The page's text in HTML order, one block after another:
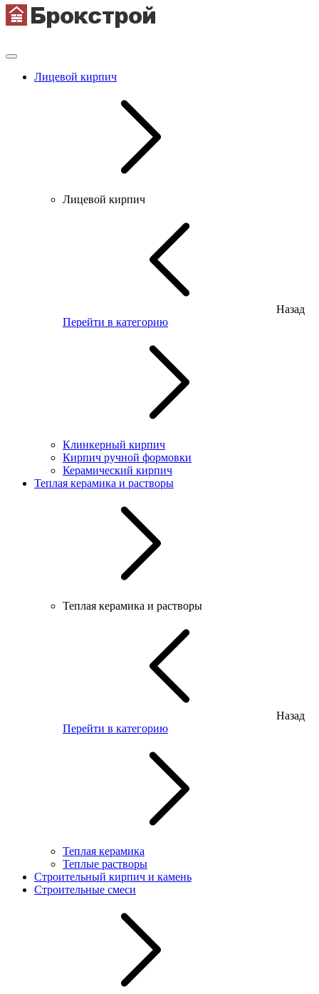
Лицевой кирпич
Лицевой кирпич
Назад
Перейти в категорию
Клинкерный кирпич
Кирпич ручной формовки
Керамический кирпич
Теплая керамика и растворы
Теплая керамика и растворы
Назад
Перейти в категорию
Теплая керамика
Теплые растворы
Строительный кирпич и камень
Строительные смеси